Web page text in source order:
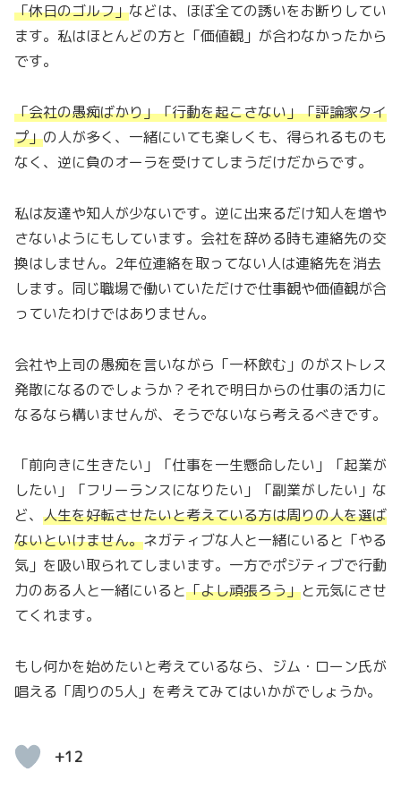
「休日のゴルフ」などは、ほぼ全ての誘いをお断りしてい
ます。私はほとんどの方と「価値観」が合わなかったから
です。
「会社の愚痴ばかり」「行動を起こさない」「評論家タイ
プ」の人が多く、一緒にいても楽しくも、得られるものも
なく、逆に負のオーラを受けてしまうだけだからです。
私は友達や知人が少ないです。逆に出来るだけ知人を増や
さないようにもしています。会社を辞める時も連絡先の交
換はしません。2年位連絡を取ってない人は連絡先を消去
します。同じ職場で働いていただけで仕事観や価値観が合
っていたわけではありません。
会社や上司の愚痴を言いながら「一杯飲む」のがストレス
発散になるのでしょうか？それで明日からの仕事の活力に
なるなら構いませんが、そうでないなら考えるべきです。
「前向きに生きたい」「仕事を一生懸命したい」「起業が
したい」「フリーランスになりたい」「副業がしたい」な
ど、 人生を好転させたいと考えている方は周りの人を選ば
ないといけません。ネガティブな人と一緒にいると「やる
気」を吸い取られてしまいます。一方でポジティブで行動
力のある人と一緒にいると「よし頑張ろう」と元気にさせ
てくれます。
もし何かを始めたいと考えているなら、ジム・ローン氏が
唱える「周りの5人」を考えてみてはいかがでしょうか。
+12